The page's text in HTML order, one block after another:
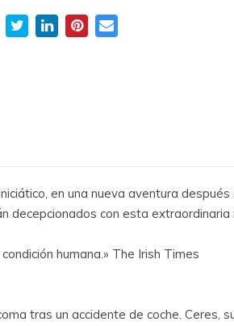
en una nueva aventura
decepcionados con esta
humana.» The Irish Times
tras un accidente de coche.